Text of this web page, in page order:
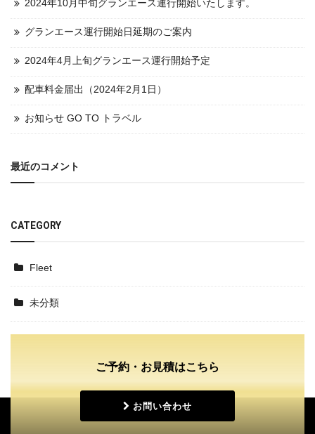
2024年10月中旬グランエース運行開始いたします。
グランエース運行開始日延期のご案内
2024年4月上旬グランエース運行開始予定
配車料金届出（2024年2月1日）
お知らせ GO TO トラベル
最近のコメント
CATEGORY
Fleet
未分類
ご予約・お見積はこちら
お問い合わせ